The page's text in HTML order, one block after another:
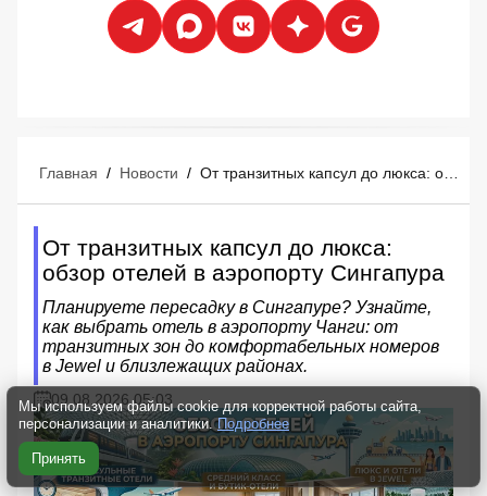
Главная / Новости /
От транзитных капсул до люкса:
обзор отелей в аэропорту Сингапура
Планируете пересадку в Сингапуре? Узнайте,
как выбрать отель в аэропорту Чанги: от
транзитных зон до комфортабельных номеров
в Jewel и близлежащих районах.
09.08.2026 05:03
Мы используем файлы cookie для корректной работы сайта,
персонализации и аналитики. Подробнее
Принять